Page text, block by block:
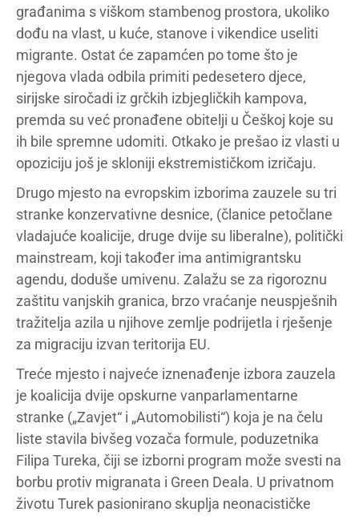
građanima s viškom stambenog prostora, ukoliko
dođu na vlast, u kuće, stanove i vikendice useliti
migrante. Ostat će zapamćen po tome što je
njegova vlada odbila primiti pedesetero djece,
sirijske siročadi iz grčkih izbjegličkih kampova,
premda su već pronađene obitelji u Češkoj koje su
ih bile spremne udomiti. Otkako je prešao iz vlasti u
opoziciju još je skloniji ekstremističkom izričaju.
Drugo mjesto na evropskim izborima zauzele su tri
stranke konzervativne desnice, (članice petočlane
vladajuće koalicije, druge dvije su liberalne), politički
mainstream, koji također ima antimigrantsku
agendu, doduše umivenu. Zalažu se za rigoroznu
zaštitu vanjskih granica, brzo vraćanje neuspješnih
tražitelja azila u njihove zemlje podrijetla i rješenje
za migraciju izvan teritorija EU.
Treće mjesto i najveće iznenađenje izbora zauzela
je koalicija dvije opskurne vanparlamentarne
stranke („Zavjet“ i „Automobilisti“) koja je na čelu
liste stavila bivšeg vozača formule, poduzetnika
Filipa Tureka, čiji se izborni program može svesti na
borbu protiv migranata i Green Deala. U privatnom
životu Turek pasionirano skuplja neonacističke